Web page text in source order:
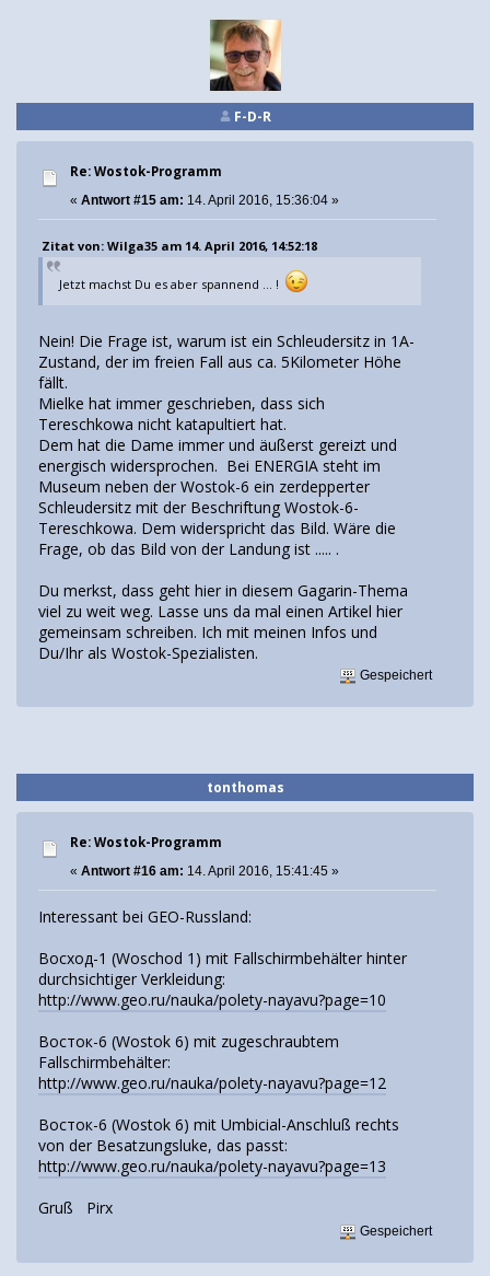
F-D-R
Re: Wostok-Programm
« Antwort #15 am: 14. April 2016, 15:36:04 »
Zitat von: Wilga35 am 14. April 2016, 14:52:18
Jetzt machst Du es aber spannend ... !
Nein! Die Frage ist, warum ist ein Schleudersitz in 1A-
Zustand, der im freien Fall aus ca. 5Kilometer Höhe
fällt.
Mielke hat immer geschrieben, dass sich
Tereschkowa nicht katapultiert hat.
Dem hat die Dame immer und äußerst gereizt und
energisch widersprochen. Bei ENERGIA steht im
Museum neben der Wostok-6 ein zerdepperter
Schleudersitz mit der Beschriftung Wostok-6-
Tereschkowa. Dem widerspricht das Bild. Wäre die
Frage, ob das Bild von der Landung ist ..... .
Du merkst, dass geht hier in diesem Gagarin-Thema
viel zu weit weg. Lasse uns da mal einen Artikel hier
gemeinsam schreiben. Ich mit meinen Infos und
Du/Ihr als Wostok-Spezialisten.
Gespeichert
tonthomas
Re: Wostok-Programm
« Antwort #16 am: 14. April 2016, 15:41:45 »
Interessant bei GEO-Russland:
Восход-1 (Woschod 1) mit Fallschirmbehälter hinter
durchsichtiger Verkleidung:
http://www.geo.ru/nauka/polety-nayavu?page=10
Восток-6 (Wostok 6) mit zugeschraubtem
Fallschirmbehälter:
http://www.geo.ru/nauka/polety-nayavu?page=12
Восток-6 (Wostok 6) mit Umbicial-Anschluß rechts
von der Besatzungsluke, das passt:
http://www.geo.ru/nauka/polety-nayavu?page=13
Gruß Pirx
Gespeichert